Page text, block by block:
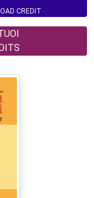
CREDIT